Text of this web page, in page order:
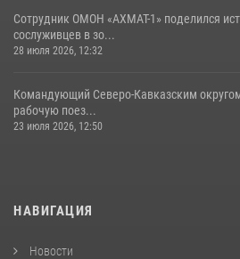
Сотрудник ОМОН «АХМАТ-1» поделился
сослуживцев в зо...
28 июля 2026, 12:32
Командующий Северо-Кавказским
рабочую поез...
23 июля 2026, 12:50
НАВИГАЦИЯ
Новости